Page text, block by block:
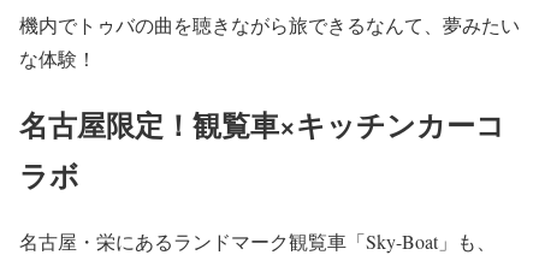
機内でトゥバの曲を聴きながら旅できるなんて、夢みたい
な体験！
名古屋限定！観覧車×キッチンカーコ
ラボ
名古屋・栄にあるランドマーク観覧車「Sky-Boat」も、